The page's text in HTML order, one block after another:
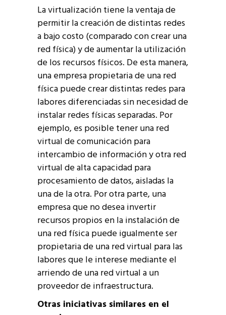
La virtualización tiene la ventaja de
permitir la creación de distintas redes
a bajo costo (comparado con crear una
red física) y de aumentar la utilización
de los recursos físicos. De esta manera,
una empresa propietaria de una red
física puede crear distintas redes para
labores diferenciadas sin necesidad de
instalar redes físicas separadas. Por
ejemplo, es posible tener una red
virtual de comunicación para
intercambio de información y otra red
virtual de alta capacidad para
procesamiento de datos, aisladas la
una de la otra. Por otra parte, una
empresa que no desea invertir
recursos propios en la instalación de
una red física puede igualmente ser
propietaria de una red virtual para las
labores que le interese mediante el
arriendo de una red virtual a un
proveedor de infraestructura.
Otras iniciativas similares en el